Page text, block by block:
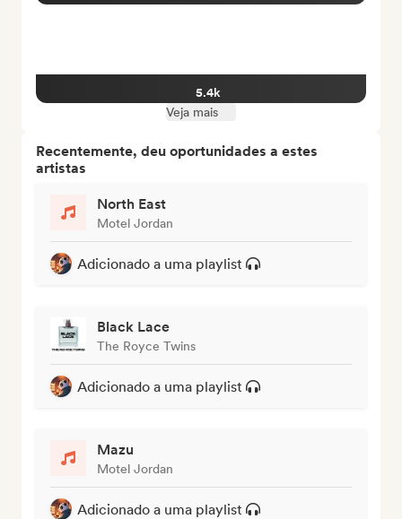
5.4k
Veja mais
Recentemente, deu oportunidades a estes
artistas
North East
Motel Jordan
Adicionado a uma playlist
Black Lace
The Royce Twins
Adicionado a uma playlist
Mazu
Motel Jordan
Adicionado a uma playlist